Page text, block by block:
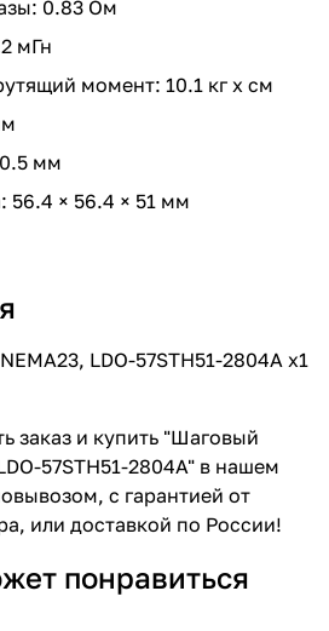
0.83 Ом
мГн
момент: 10.1 кг x см
мм
56.4 × 56.4 × 51 мм
LDO-57STH51-2804A x1
заказ и купить "Шаговый
57STH51-2804A" в нашем
с гарантией от
или доставкой по России!
понравиться